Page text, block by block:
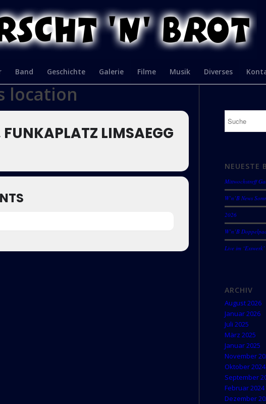
Band Geschichte Galerie Filme Musik Diverses
location
FUNKAPLATZ LIMSAEGG
NEUESTE
Mittwochstreff
W’n’B News
2026
W’n’B
Live im ‘Esswerk’
ARCHIV
August 2026
Januar 2026
Juli 2025
März 2025
Januar 2025
November
Oktober 2024
September
Februar 2024
Dezember